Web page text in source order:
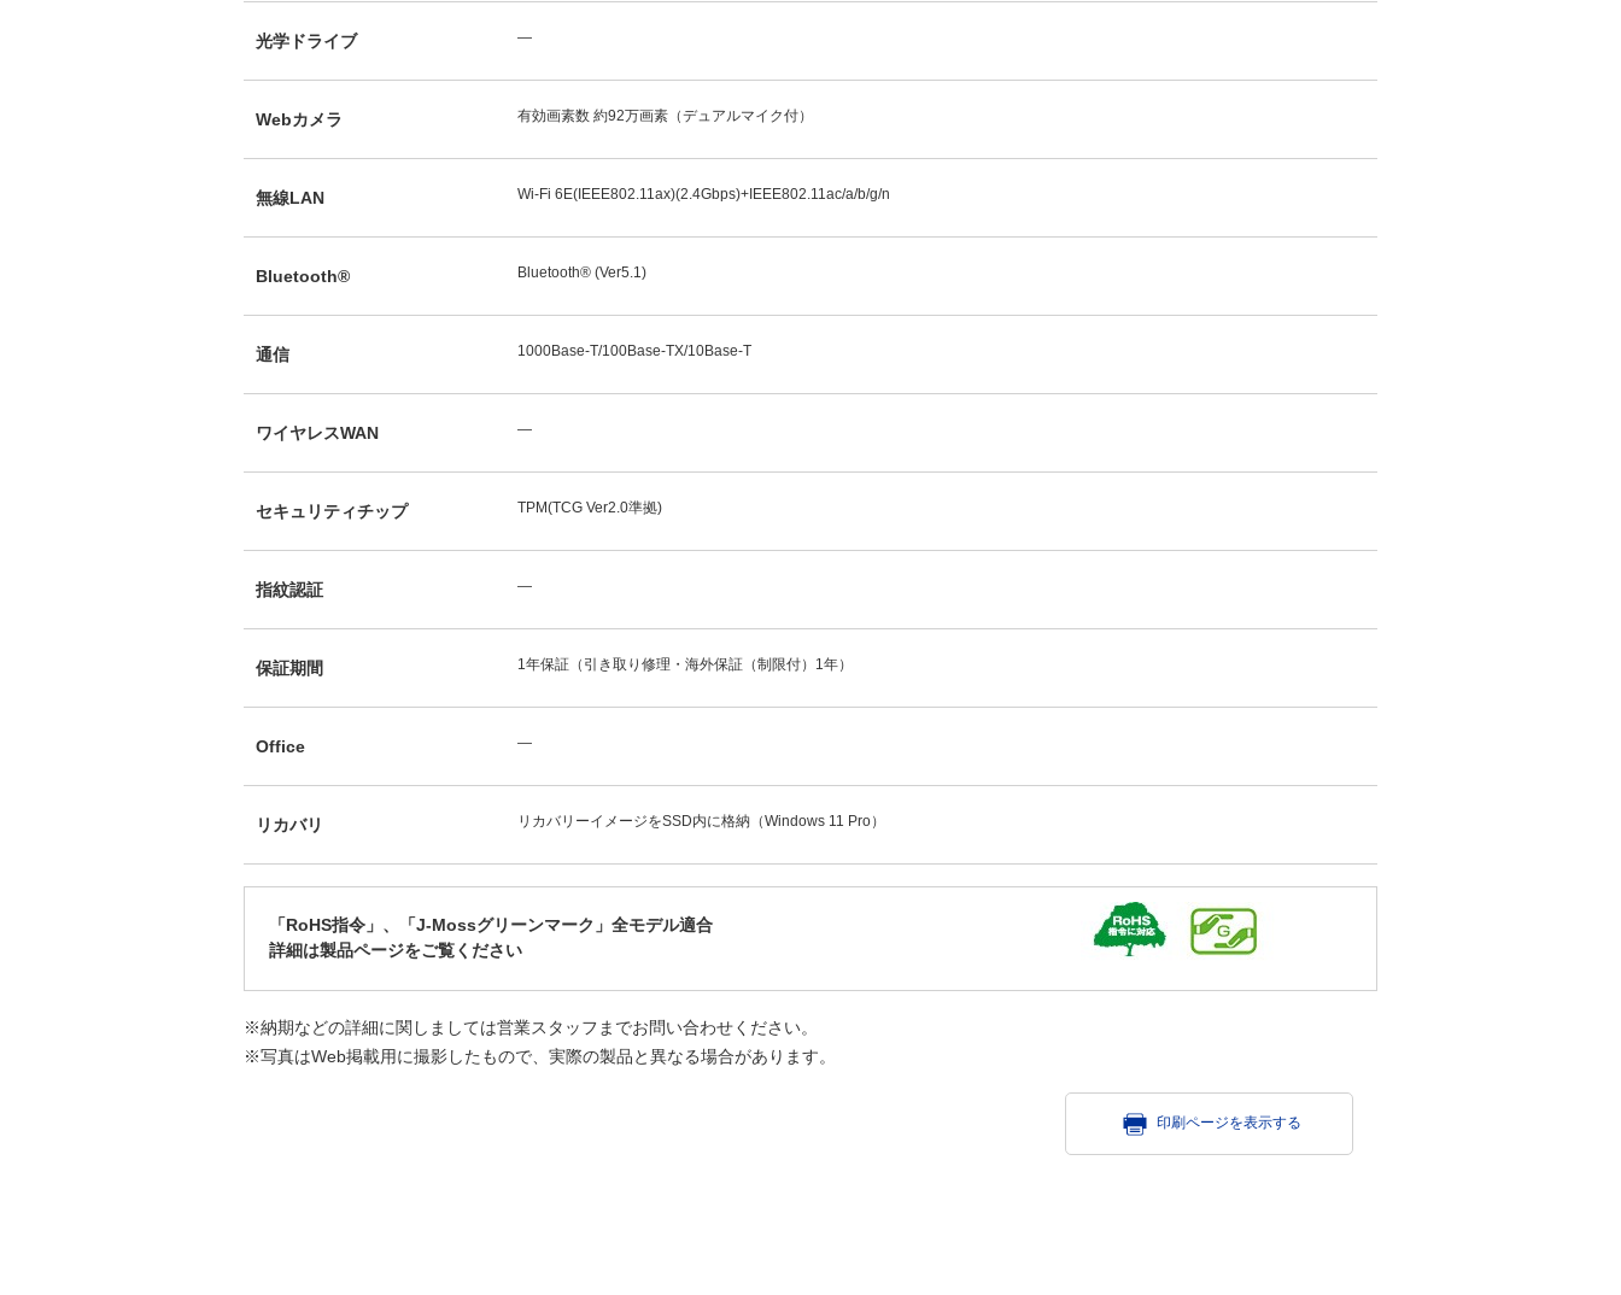
光学ドライブ ―
Webカメラ 有効画素数 約92万画素（デュアルマイク付）
無線LAN Wi-Fi 6E(IEEE802.11ax)(2.4Gbps)+IEEE802.11ac/a/b/g/n
Bluetooth® Bluetooth® (Ver5.1)
通信 1000Base-T/100Base-TX/10Base-T
ワイヤレスWAN ―
セキュリティチップ TPM(TCG Ver2.0準拠)
指紋認証 ―
保証期間 1年保証（引き取り修理・海外保証（制限付）1年）
Office ―
リカバリ リカバリーイメージをSSD内に格納（Windows 11 Pro）
「RoHS指令」、「J-Mossグリーンマーク」全モデル適合
詳細は製品ページをご覧ください
※納期などの詳細に関しましては営業スタッフまでお問い合わせください。
※写真はWeb掲載用に撮影したもので、実際の製品と異なる場合があります。
印刷ページを表示する